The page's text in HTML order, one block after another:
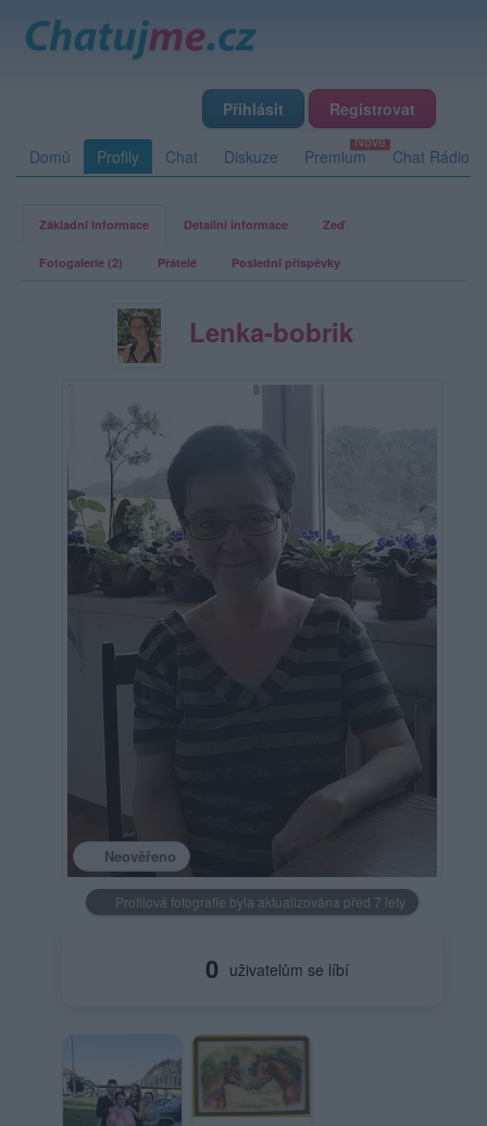
Přihlásit Registrovat
Domů Profily Chat Diskuze Premium Chat Rádio
Základní informace Detailní informace Zeď
Fotogalerie (2) Přátelé Poslední příspěvky
Lenka-bobrik
Neověřeno
Profilová fotografie byla aktualizována před 7 lety
0 uživatelům se líbí